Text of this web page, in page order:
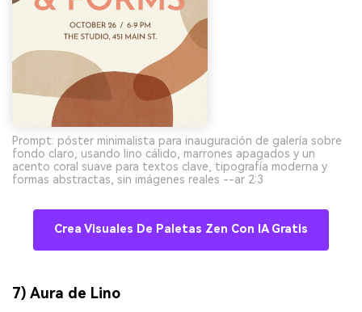
Prompt: póster minimalista para inauguración de galería sobre
fondo claro, usando lino cálido, marrones apagados y un
acento coral suave para textos clave, tipografía moderna y
formas abstractas, sin imágenes reales --ar 2:3
Crea Visuales De Paletas Zen Con IA Gratis
7) Aura de Lino